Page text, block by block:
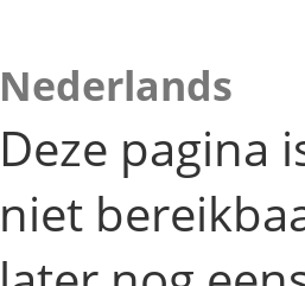
Nederlands
Deze pagina
niet